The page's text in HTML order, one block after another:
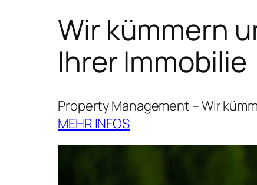
Wir kümmern
Ihrer Immobilie
Property Management – Wir
MEHR INFOS